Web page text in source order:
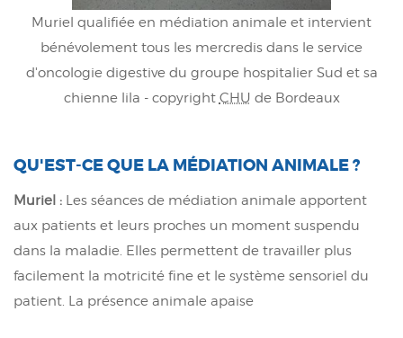
Muriel qualifiée en médiation animale et intervient
bénévolement tous les mercredis dans le service
d'oncologie digestive du groupe hospitalier Sud et sa
chienne lila - copyright CHU de Bordeaux
QU'EST-CE QUE LA MÉDIATION ANIMALE ?
Muriel : Les séances de médiation animale apportent
aux patients et leurs proches un moment suspendu
dans la maladie. Elles permettent de travailler plus
facilement la motricité fine et le système sensoriel du
patient. La présence animale apaise